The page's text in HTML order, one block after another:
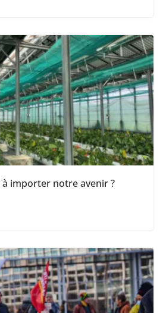
importer notre avenir ?